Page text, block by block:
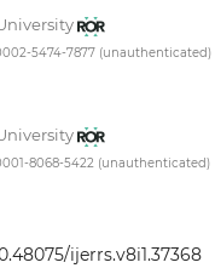
5474-7877 (unauthenticated)
8068-5422 (unauthenticated)
ijerrs.v8i1.37368